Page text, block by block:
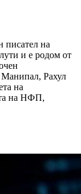
писател на
и е родом от
Манипал, Рахул
на
на НФП,